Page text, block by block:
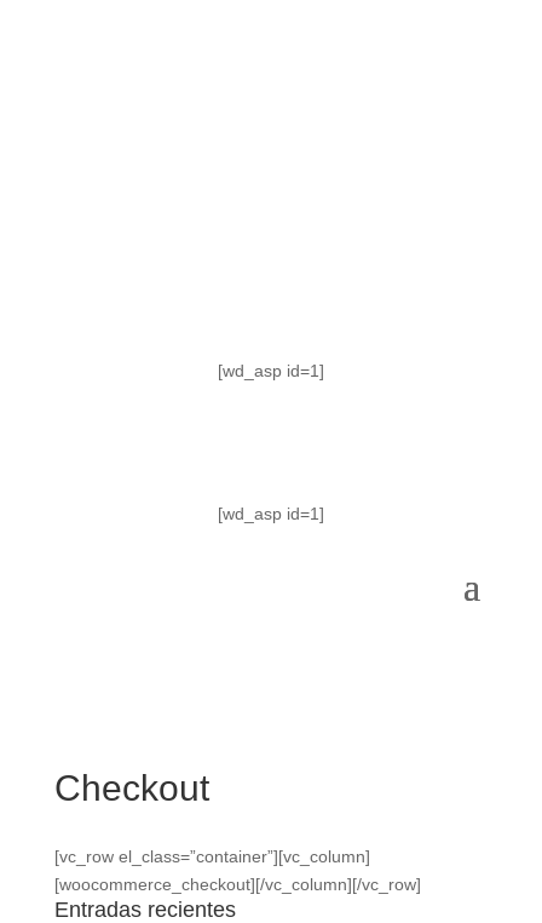
[wd_asp id=1]
[wd_asp id=1]
Checkout
[vc_row el_class=”container”][vc_column]
[woocommerce_checkout][/vc_column][/vc_row]
Entradas recientes